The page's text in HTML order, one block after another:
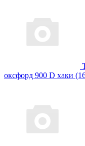
оксфорд 900 D хаки